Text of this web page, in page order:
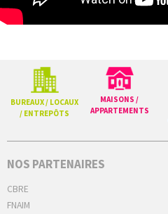
BUREAUX / LOCAUX
/ ENTREPÔTS
MAISONS /
APPARTEMENTS
NOS PARTENAIRES
CBRE
FNAIM